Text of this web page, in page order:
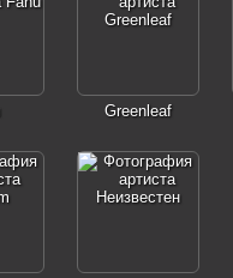
Greenleaf